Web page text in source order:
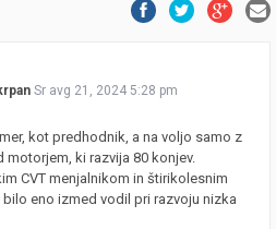
Sr avg 21, 2024 5:28 pm
kot predhodnik, a na voljo samo z
motorjem, ki razvija 80 konjev.
CVT menjalnikom in štirikolesnim
eno izmed vodil pri razvoju nizka